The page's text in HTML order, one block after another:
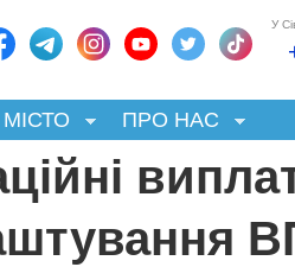
У
МІСТО ПРО НАС